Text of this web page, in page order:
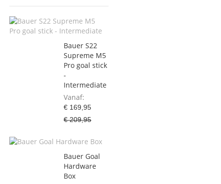
Bauer S22
Supreme M5
Pro goal stick
-
Intermediate
Vanaf
€ 169,95
€ 209,95
Bauer Goal
Hardware
Box